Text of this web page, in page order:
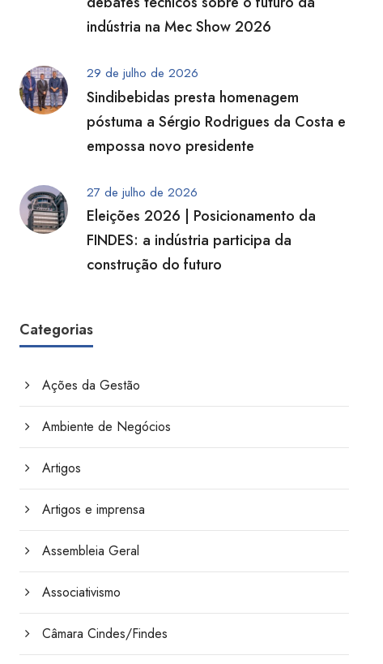
indústria na Mec Show 2026
29 de julho de 2026
Sindibebidas presta homenagem
póstuma a Sérgio Rodrigues da Costa e
empossa novo presidente
27 de julho de 2026
Eleições 2026 | Posicionamento da
FINDES: a indústria participa da
construção do futuro
Categorias
Ações da Gestão
Ambiente de Negócios
Artigos
Artigos e imprensa
Assembleia Geral
Associativismo
Câmara Cindes/Findes